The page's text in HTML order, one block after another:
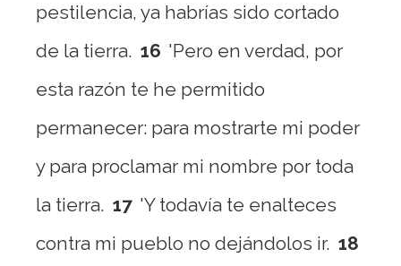
pestilencia, ya habrías sido cortado
de la tierra. 16 'Pero en verdad, por
esta razón te he permitido
permanecer: para mostrarte mi poder
y para proclamar mi nombre por toda
la tierra. 17 'Y todavía te enalteces
contra mi pueblo no dejándolos ir. 18